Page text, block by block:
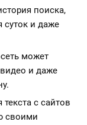
поиска,
суток и даже
может
и даже
с сайтов
своими